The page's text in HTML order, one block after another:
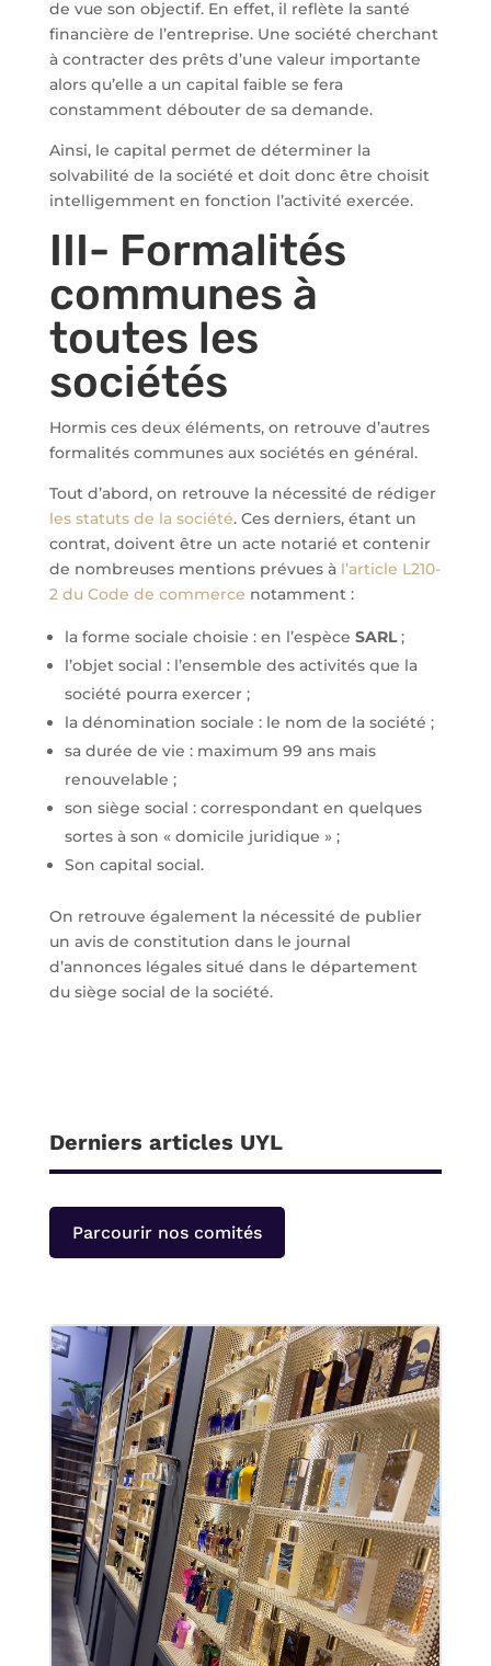
de vue son objectif. En effet, il reflète la santé
financière de l’entreprise. Une société cherchant
à contracter des prêts d’une valeur importante
alors qu’elle a un capital faible se fera
constamment débouter de sa demande.
Ainsi, le capital permet de déterminer la
solvabilité de la société et doit donc être choisit
intelligemment en fonction l’activité exercée.
III- Formalités
communes à
toutes les
sociétés
Hormis ces deux éléments, on retrouve d’autres
formalités communes aux sociétés en général.
Tout d’abord, on retrouve la nécessité de rédiger
les statuts de la société. Ces derniers, étant un
contrat, doivent être un acte notarié et contenir
de nombreuses mentions prévues à l’article L210-
2 du Code de commerce notamment :
la forme sociale choisie : en l’espèce SARL;
l’objet social : l’ensemble des activités que la
société pourra exercer ;
la dénomination sociale : le nom de la société ;
sa durée de vie : maximum 99 ans mais
renouvelable ;
son siège social : correspondant en quelques
sortes à son « domicile juridique » ;
Son capital social.
On retrouve également la nécessité de publier
un avis de constitution dans le journal
d’annonces légales situé dans le département
du siège social de la société.
Derniers articles UYL
Parcourir nos comités